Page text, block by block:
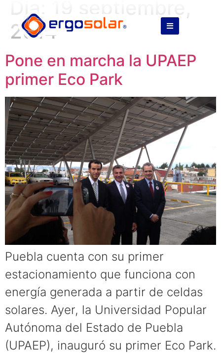
Día:
2014
Pone en marcha la UPAEP
primer Eco Park
Puebla cuenta con su primer
estacionamiento que funciona con
energía generada a partir de celdas
solares. Ayer, la Universidad Popular
Autónoma del Estado de Puebla
(UPAEP), inauguró su primer Eco Park.